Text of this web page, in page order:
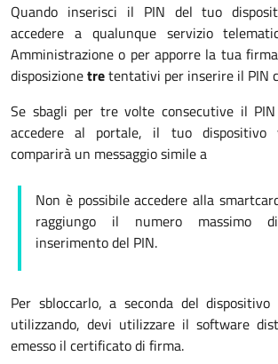
Quando inserisci il PIN del tuo
accedere a qualunque servizio
Amministrazione o per apporre la tua
disposizionetretentativi per inserire il PIN
Se sbagli per tre volte consecutive il
accedere al portale, il tuo dispositivo
comparirà un messaggio simile a
Non è possibile accedere alla
raggiungo il numero massimo
inserimento del PIN.
Per sbloccarlo, a seconda del
utilizzando, devi utilizzare il software
emesso il certificato di firma.